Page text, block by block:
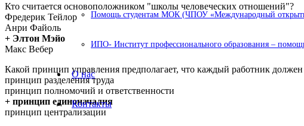
Помощь студентам МОК (ЧПОУ «Международный
ИПО- Институт профессионального образования –
О нас
Контакты
Кто считается основоположником "школы человеческих отношений"?
Фредерик Тейлор
Анри Файоль
+ Элтон Мэйо
Макс Вебер
Какой принцип управления предполагает, что каждый работник
принцип разделения труда
принцип полномочий и ответственности
+ принцип единоначалия
принцип централизации